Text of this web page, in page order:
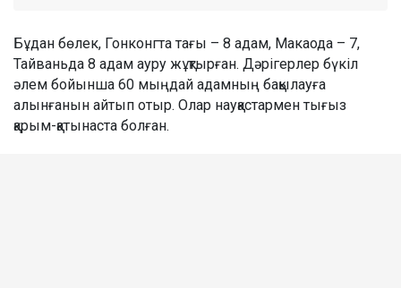
Бұдан бөлек, Гонконгта тағы – 8 адам, Макаода – 7,
Тайваньда 8 адам ауру жұқтырған. Дәрігерлер бүкіл
әлем бойынша 60 мыңдай адамның бақылауға
алынғанын айтып отыр. Олар науқастармен тығыз
қарым-қатынаста болған.